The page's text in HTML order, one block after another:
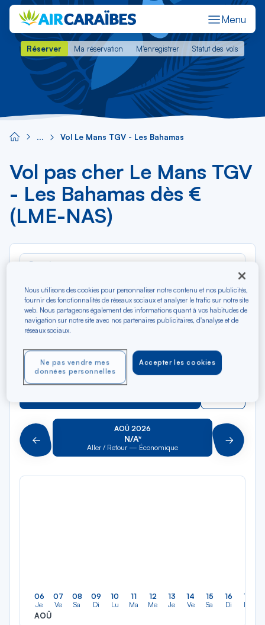
Menu
Réserver Ma réservation M'enregistrer Statut des vols
Réserver Ma réservation M'enregistrer Statut des vols
Vol Le Mans TGV - Les Bahamas
Vol pas cher Le Mans TGV
- Les Bahamas dès €
(LME-NAS)
Depuis
la
liste
Vers
Pour aller vers
Aller-Retour Aller simple
Précédent
AOÛ 2026
N/A*
Aller / Retour — Économique Suivant
06
Je
AOÛ
07
Ve
08
Sa
09
Di
10
Lu
11
Ma
12
Me
13
Je
14
Ve
15
Sa
16
Di
17
Lu
Nous utilisons des cookies pour personnaliser notre contenu et nos publicités,
fournir des fonctionnalités de réseaux sociaux et analyser le trafic sur notre site
web. Nous partageons également des informations quant à vos habitudes de
navigation sur notre site avec nos partenaires publicitaires, d'analyse et de
réseaux sociaux.
Accepter les cookies
Ne pas vendre mes
données personnelles